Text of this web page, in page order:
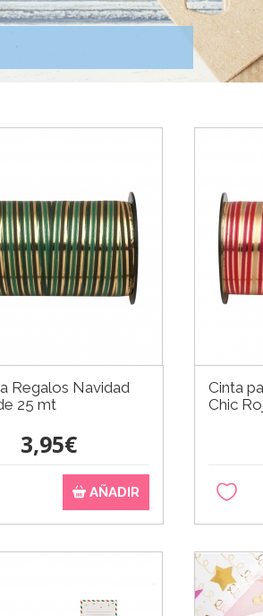
Regalos Navidad
25 mt
3,95€
AÑADIR
Cinta
Chic